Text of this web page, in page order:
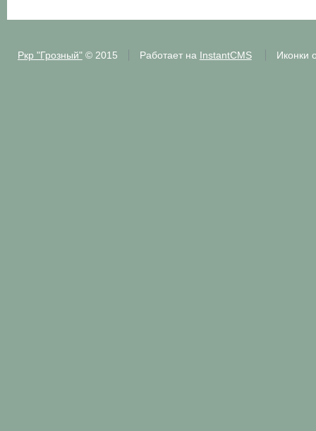
Ркр "Грозный"© 2015 Работает на InstantCMS Иконки